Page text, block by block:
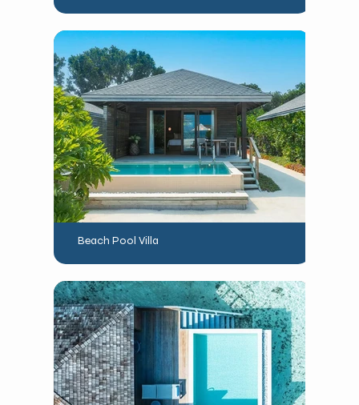
Beach Pool Villa